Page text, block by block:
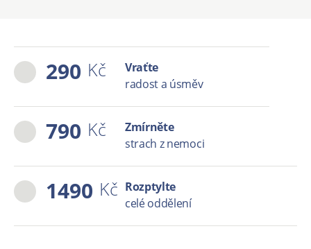
290 Kč
Vraťte
radost a úsměv
790 Kč
Zmírněte
strach z nemoci
1490 Kč Rozptylte
celé oddělení